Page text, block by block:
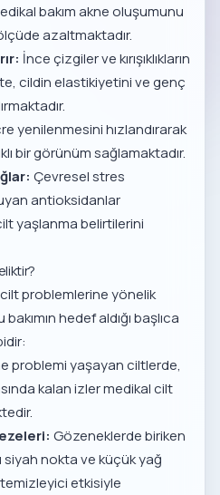
bakım akne oluşumunu
azaltmaktadır.
İnce çizgiler ve kırışıklıkların
cildin elastikiyetini ve genç
yenilenmesini hızlandırarak
bir görünüm sağlamaktadır.
Çevresel stres
antioksidanlar
yaşlanma belirtilerini
cilt problemlerine yönelik
hedef aldığı başlıca
problemi yaşayan ciltlerde,
kalan izler medikal cilt
Gözeneklerde biriken
nokta ve küçük yağ
temizleyici etkisiyle